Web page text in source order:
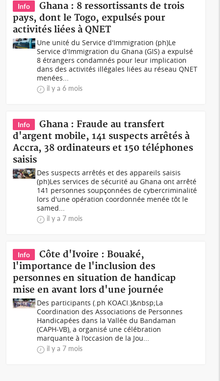
Info
Ghana : 8 ressortissants de trois
pays, dont le Togo, expulsés pour
activités liées à QNET
Une unité du Service d'Immigration (ph)Le
Service d'Immigration du Ghana (GIS) a expulsé
8 étrangers condamnés pour leur implication
dans des activités illégales liées au réseau QNET
menées...
il y a 6 mois
Info
Ghana : Fraude au transfert
d'argent mobile, 141 suspects arrêtés à
Accra, 38 ordinateurs et 150 téléphones
saisis
Des suspects arrêtés et des appareils saisis
(ph)Les services de sécurité au Ghana ont arrêté
141 personnes soupçonnées de cybercriminalité
lors d'une opération coordonnée menée tôt le
samed...
il y a 7 mois
Info
Côte d'Ivoire : Bouaké,
l'importance de l'inclusion des
personnes en situation de handicap
mise en avant lors d'une journée
Des participants (.ph KOACI.)&nbsp;La
Coordination des Associations de Personnes
Handicapées dans la Vallée du Bandaman
(CAPH-VB), a organisé une célébration
marquante à l'occasion de la Jou...
il y a 7 mois